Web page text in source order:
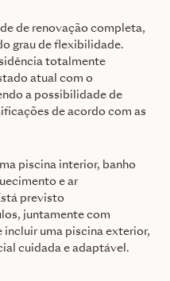
de renovação completa,
grau de flexibilidade.
totalmente
atual com o
a possibilidade de
de acordo com as
piscina interior, banho
e ar
previsto
juntamente com
incluir uma piscina exterior,
cuidada e adaptável.